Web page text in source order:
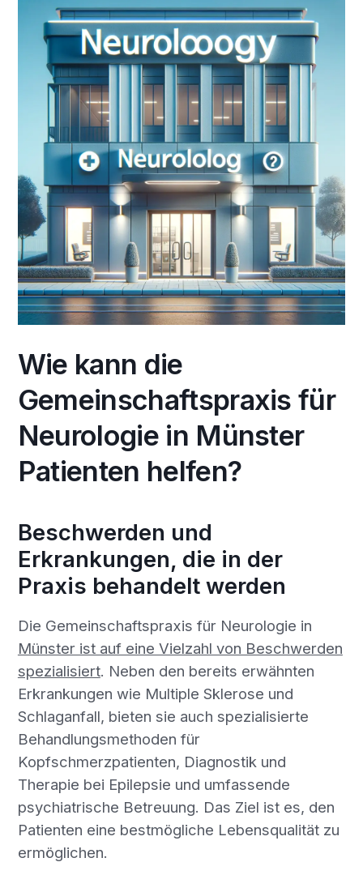
Wie kann die
Gemeinschaftspraxis für
Neurologie in Münster
Patienten helfen?
Beschwerden und
Erkrankungen, die in der
Praxis behandelt werden
Die Gemeinschaftspraxis für Neurologie in
Münster ist auf eine Vielzahl von Beschwerden
spezialisiert. Neben den bereits erwähnten
Erkrankungen wie Multiple Sklerose und
Schlaganfall, bieten sie auch spezialisierte
Behandlungsmethoden für
Kopfschmerzpatienten, Diagnostik und
Therapie bei Epilepsie und umfassende
psychiatrische Betreuung. Das Ziel ist es, den
Patienten eine bestmögliche Lebensqualität zu
ermöglichen.